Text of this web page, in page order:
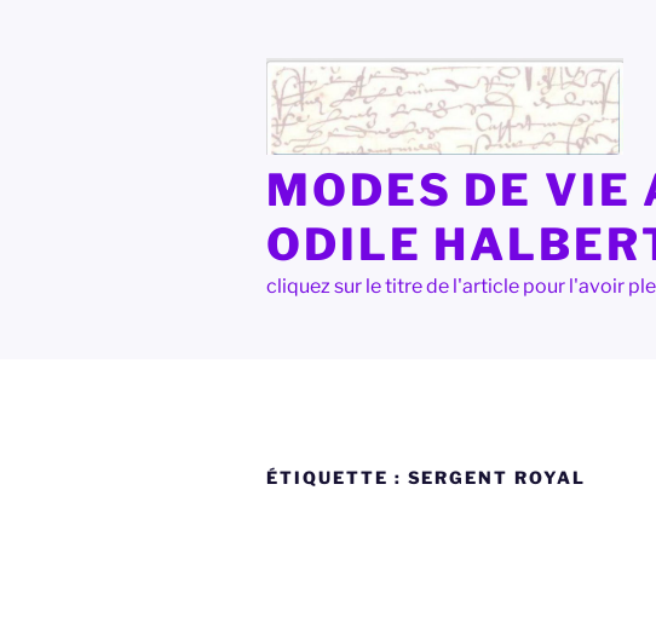
MODES DE VIE
ODILE
cliquez sur le titre de l'article pour l'avoir
ÉTIQUETTE : SERGENT ROYAL